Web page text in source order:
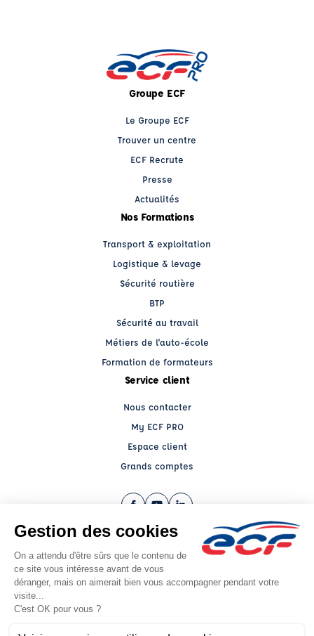
Groupe ECF
Le Groupe ECF
Trouver un centre
ECF Recrute
Presse
Actualités
Nos Formations
Transport & exploitation
Logistique & levage
Sécurité routière
BTP
Sécurité au travail
Métiers de l'auto-école
Formation de formateurs
Service client
Nous contacter
My ECF PRO
Espace client
Grands comptes
Facebook (nouvelle fenêtre)
YouTube (nouvelle fenêtre)
LinkedIn (nouvelle fenêtre)
CGV
Mentions légales
© 2026 École de Conduite Française. Tous droits réservés